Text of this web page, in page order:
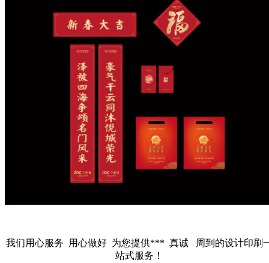
我们用心服务 用心做好 为您提供*** 真诚 周到的设计印刷
站式服务！